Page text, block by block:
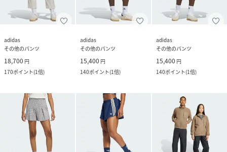
adidas
その他のパンツ
18,700 円
170ポイント(1倍)
adidas
その他のパンツ
15,400 円
140ポイント(1倍)
adidas
その他のパンツ
15,400 円
140ポイント(1倍)